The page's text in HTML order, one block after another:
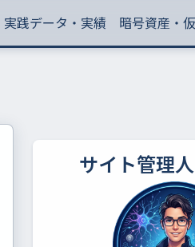
実践データ・実績 暗号資産・
サイト管理